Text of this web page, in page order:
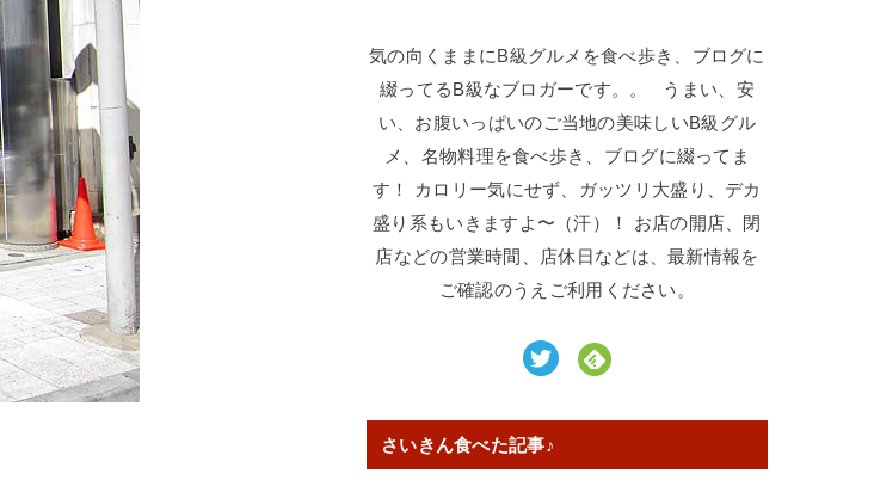
気の向くままにB級グルメを食べ歩き、ブログに
綴ってるB級なブロガーです。。 うまい、安
い、お腹いっぱいのご当地の美味しいB級グル
メ、名物料理を食べ歩き、ブログに綴ってま
す！ カロリー気にせず、ガッツリ大盛り、デカ
盛り系もいきますよ〜（汗）！ お店の開店、閉
店などの営業時間、店休日などは、最新情報を
ご確認のうえご利用ください。
さいきん食べた記事♪